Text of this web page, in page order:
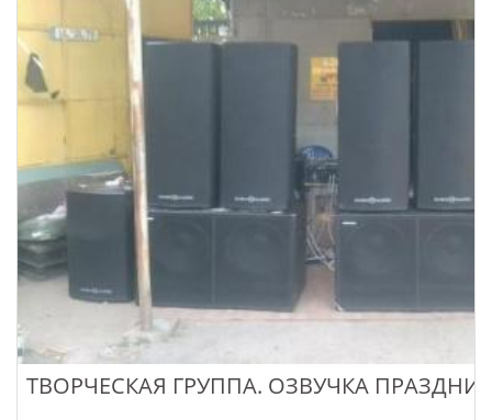
ТВОРЧЕСКАЯ ГРУППА. ОЗВУЧКА